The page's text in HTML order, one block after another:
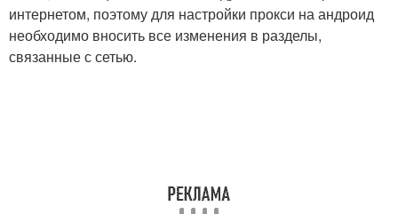
интернетом, поэтому для настройки прокси на андроид
необходимо вносить все изменения в разделы,
связанные с сетью.